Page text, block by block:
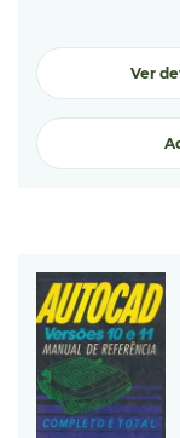
Ver